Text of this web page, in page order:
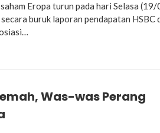
Eropa turun pada hari Selasa (19/
buruk laporan pendapatan HSBC
Was-was Perang